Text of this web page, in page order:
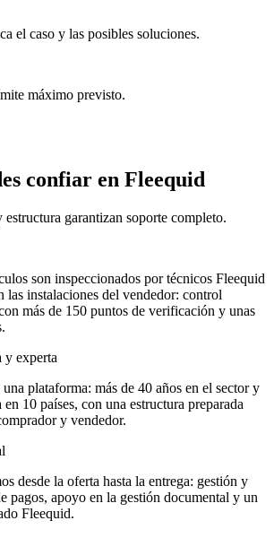
el caso y las posibles soluciones.
máximo previsto.
confiar en Fleequid
garantizan soporte completo.
son inspeccionados por técnicos Fleequid
las instalaciones del vendedor: control
más de 150 puntos de verificación y unas
y experta
plataforma: más de 40 años en el sector y
10 países, con una estructura preparada
y vendedor.
desde la oferta hasta la entrega: gestión y
pagos, apoyo en la gestión documental y un
Fleequid.